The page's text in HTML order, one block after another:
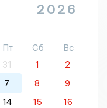
2026
Пт Сб
Вс
31 1
2
7 8
9
14 15
16